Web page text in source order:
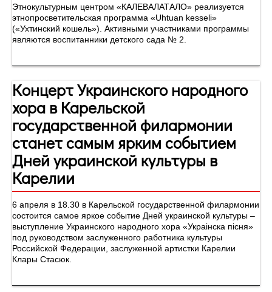
Этнокультурным центром «КАЛЕВАЛАТАЛО» реализуется
этнопросветительская программа «Uhtuan kesseli»
(«Ухтинский кошель»). Активными участниками программы
являются воспитанники детского сада № 2.
Концерт Украинского народного
хора в Карельской
государственной филармонии
станет самым ярким событием
Дней украинской культуры в
Карелии
6 апреля в 18.30 в Карельской государственной филармонии
состоится самое яркое событие Дней украинской культуры –
выступление Украинского народного хора «Украiнска пiсня»
под руководством заслуженного работника культуры
Российской Федерации, заслуженной артистки Карелии
Клары Стасюк.